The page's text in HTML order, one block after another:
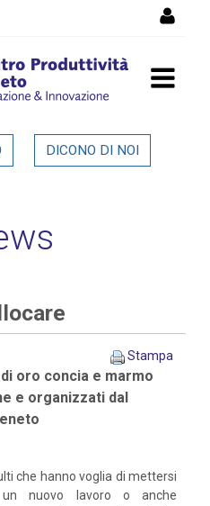
-
DICONO DI NOI
Stampa
oro concia e marmo
e organizzati dal
che hanno voglia di mettersi
nuovo lavoro o anche